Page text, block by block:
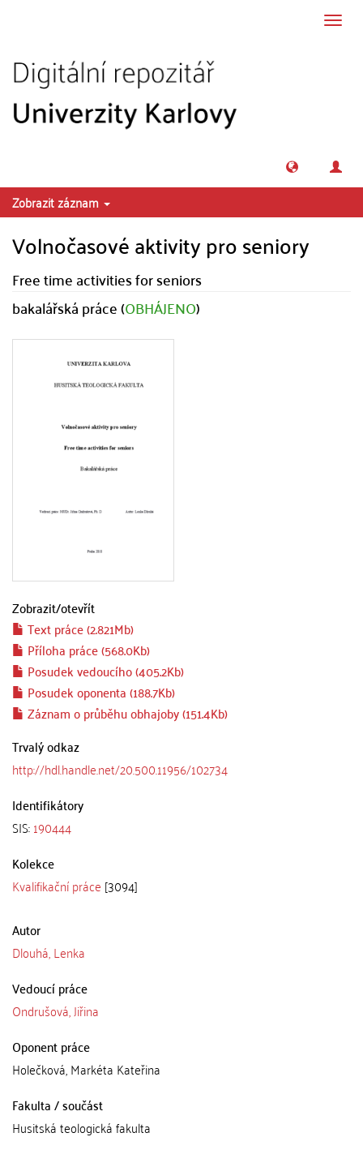
Zobrazit záznam
Volnočasové aktivity pro seniory
Free time activities for seniors
bakalářská práce (OBHÁJENO)
Zobrazit/otevřít
Text práce (2.821Mb)
Příloha práce (568.0Kb)
Posudek vedoucího (405.2Kb)
Posudek oponenta (188.7Kb)
Záznam o průběhu obhajoby (151.4Kb)
Trvalý odkaz
http://hdl.handle.net/20.500.11956/102734
Identifikátory
SIS:190444
Kolekce
Kvalifikační práce [3094]
Autor
Dlouhá, Lenka
Vedoucí práce
Ondrušová, Jiřina
Oponent práce
Holečková, Markéta Kateřina
Fakulta / součást
Husitská teologická fakulta